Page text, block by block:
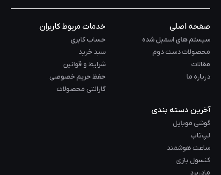
صفحه اصلی
سیستم های اسمبل شده
محصولات دست دوم
مقالات
درباره ما
خدمات مربوط کاربران
حساب کابری
سبد خرید
شرایط و قوانین
حفظ حریم خصوصی
گارانتی محصولات
آخرین دسته بندی
گوشی موبایل
لپ‌تاب
ساعت هوشمند
کنسول بازی
مادربرد